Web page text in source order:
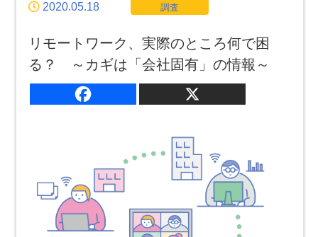
運営会社
個人情報保護方針
サイトマップ
2020.05.18 調査
リモートワーク、実際のところ何で困
る？ ～カギは「会社固有」の情報～